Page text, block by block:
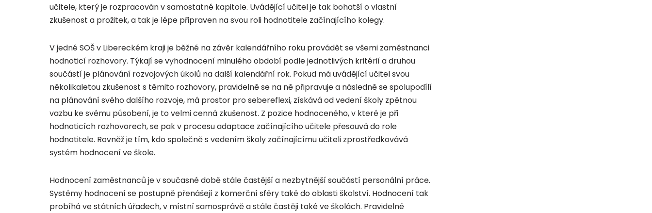
učitele, který je rozpracován v samostatné kapitole. Uvádějící učitel je tak bohatší o vlastní
zkušenost a prožitek, a tak je lépe připraven na svou roli hodnotitele začínajícího kolegy.
V jedné SOŠ v Libereckém kraji je běžné na závěr kalendářního roku provádět se všemi zaměstnanci
hodnoticí rozhovory. Týkají se vyhodnocení minulého období podle jednotlivých kritérií a druhou
součástí je plánování rozvojových úkolů na další kalendářní rok. Pokud má uvádějící učitel svou
několikaletou zkušenost s těmito rozhovory, pravidelně se na ně připravuje a následně se spolupodílí
na plánování svého dalšího rozvoje, má prostor pro sebereflexi, získává od vedení školy zpětnou
vazbu ke svému působení, je to velmi cenná zkušenost. Z pozice hodnoceného, v které je při
hodnoticích rozhovorech, se pak v procesu adaptace začínajícího učitele přesouvá do role
hodnotitele. Rovněž je tím, kdo společně s vedením školy začínajícímu učiteli zprostředkovává
systém hodnocení ve škole.
Hodnocení zaměstnanců je v současné době stále častější a nezbytnější součástí personální práce.
Systémy hodnocení se postupně přenášejí z komerční sféry také do oblasti školství. Hodnocení tak
probíhá ve státních úřadech, v místní samosprávě a stále častěji také ve školách. Pravidelné